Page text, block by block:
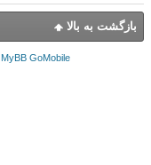
بازگشت به بالا
MyBB GoMobile